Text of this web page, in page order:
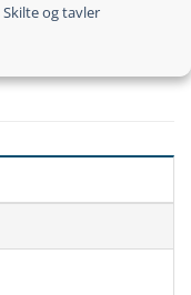
Skilte og tavler